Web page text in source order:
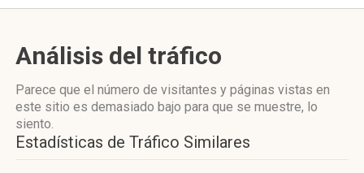
Análisis del tráfico
Parece que el número de visitantes y páginas vistas en
este sitio es demasiado bajo para que se muestre, lo
siento.
Estadísticas de Tráfico Similares